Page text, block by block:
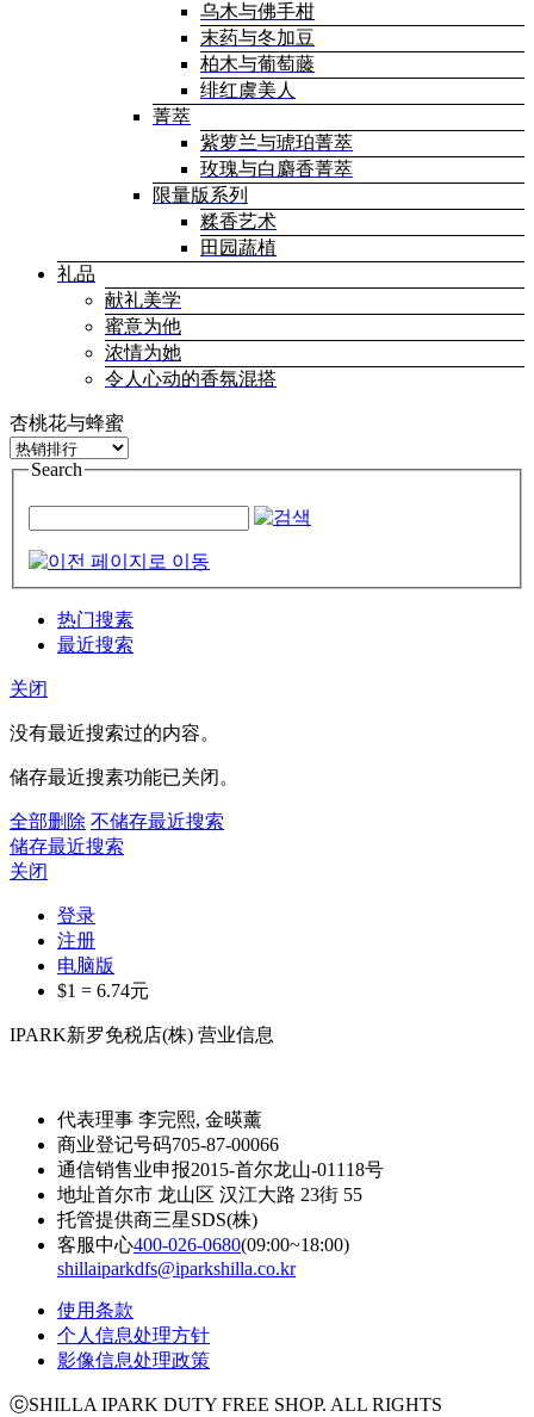
乌木与佛手柑
末药与冬加豆
柏木与葡萄藤
绯红虞美人
菁萃
紫萝兰与琥珀菁萃
玫瑰与白麝香菁萃
限量版系列
糅香艺术
田园蔬植
礼品
献礼美学
蜜意为他
浓情为她
令人心动的香氛混搭
杏桃花与蜂蜜
Search
热门搜素
最近搜索
关闭
没有最近搜索过的内容。
储存最近搜素功能已关闭。
全部删除 不储存最近搜索
储存最近搜索
关闭
登录
注册
电脑版
$1 = 6.74元
IPARK新罗免税店(株) 营业信息
代表理事 李完熙, 金暎薰
商业登记号码705-87-00066
通信销售业申报2015-首尔龙山-01118号
地址首尔市 龙山区 汉江大路 23街 55
托管提供商三星SDS(株)
客服中心400-026-0680(09:00~18:00)
shillaiparkdfs@iparkshilla.co.kr
使用条款
个人信息处理方针
影像信息处理政策
ⓒSHILLA IPARK DUTY FREE SHOP. ALL RIGHTS